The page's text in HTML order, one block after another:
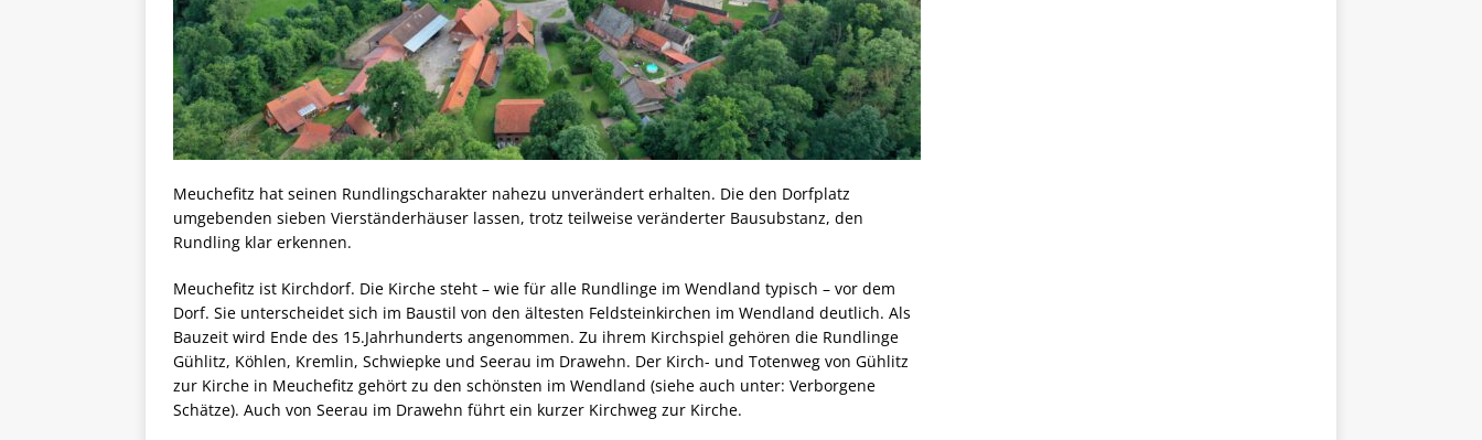
Meuchefitz hat seinen Rundlingscharakter nahezu unverändert erhalten. Die den Dorfplatz
umgebenden sieben Vierständerhäuser lassen, trotz teilweise veränderter Bausubstanz, den
Rundling klar erkennen.
Meuchefitz ist Kirchdorf. Die Kirche steht – wie für alle Rundlinge im Wendland typisch – vor dem
Dorf. Sie unterscheidet sich im Baustil von den ältesten Feldsteinkirchen im Wendland deutlich. Als
Bauzeit wird Ende des 15.Jahrhunderts angenommen. Zu ihrem Kirchspiel gehören die Rundlinge
Gühlitz, Köhlen, Kremlin, Schwiepke und Seerau im Drawehn. Der Kirch- und Totenweg von Gühlitz
zur Kirche in Meuchefitz gehört zu den schönsten im Wendland (siehe auch unter: Verborgene
Schätze). Auch von Seerau im Drawehn führt ein kurzer Kirchweg zur Kirche.